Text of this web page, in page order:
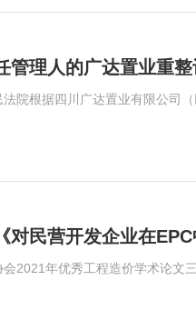
管理人的广达置业重
院根据四川广达置业有限公司
对民营开发企业在EPC
2021年优秀工程造价学术论文三等